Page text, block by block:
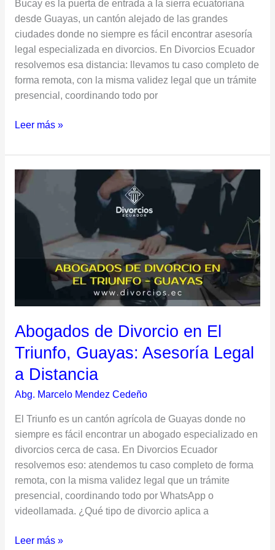
Bucay es la puerta de entrada a la sierra ecuatoriana
desde Guayas, un cantón alejado de las grandes
ciudades donde no siempre es fácil encontrar asesoría
legal especializada en divorcios. En Divorcios Ecuador
resolvemos esa distancia: llevamos tu caso completo de
forma remota, con la misma validez legal que un trámite
presencial, coordinando todo por
Leer más »
Abogados de Divorcio en El
Triunfo, Guayas: Asesoría Legal
a Distancia
Abg. Marcelo Mendez Cedeño
El Triunfo es un cantón agrícola de Guayas donde no
siempre es fácil encontrar un abogado especializado en
divorcios cerca de casa. En Divorcios Ecuador
resolvemos eso: atendemos tu caso completo de forma
remota, con la misma validez legal que un trámite
presencial, coordinando todo por WhatsApp o
videollamada. ¿Qué tipo de divorcio aplica a
de
Divorcio
Triunfo,
Guayas:
Asesoría
Distancia
Leer más »